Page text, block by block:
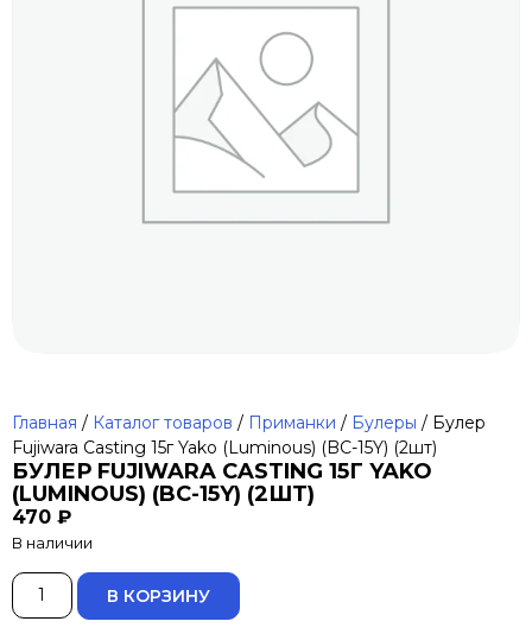
Главная / Каталог товаров / Приманки / Булеры / Булер
Fujiwara Casting 15г Yako (Luminous) (BC-15Y) (2шт)
БУЛЕР FUJIWARA CASTING 15Г YAKO
(LUMINOUS) (BC-15Y) (2ШТ)
470 ₽
В наличии
В КОРЗИНУ ALTERNATIVE: